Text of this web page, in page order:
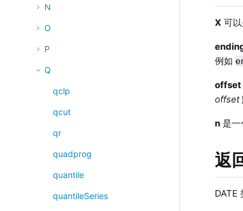
N
O
P
Q
qclp
qcut
qr
quadprog
quantile
quantileSeries
X 可
例如
offset
offset
n 是一
返
DATE